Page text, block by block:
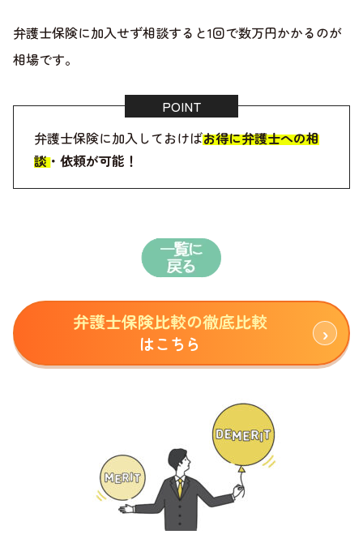
弁護士保険に加入せず相談すると1回で数万円かかるのが
相場です。
弁護士保険に加入しておけばお得に弁護士への相
談・依頼が可能！
弁護士保険比較の徹底比較
はこちら